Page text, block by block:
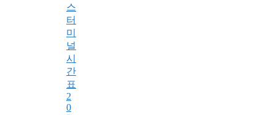
스
터
미
널
시
간
표
2
0